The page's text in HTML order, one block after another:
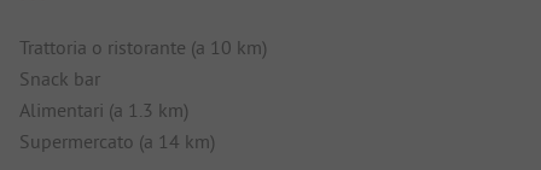
Trattoria o ristorante (a 10 km)
Snack bar
Alimentari (a 1.3 km)
Supermercato (a 14 km)